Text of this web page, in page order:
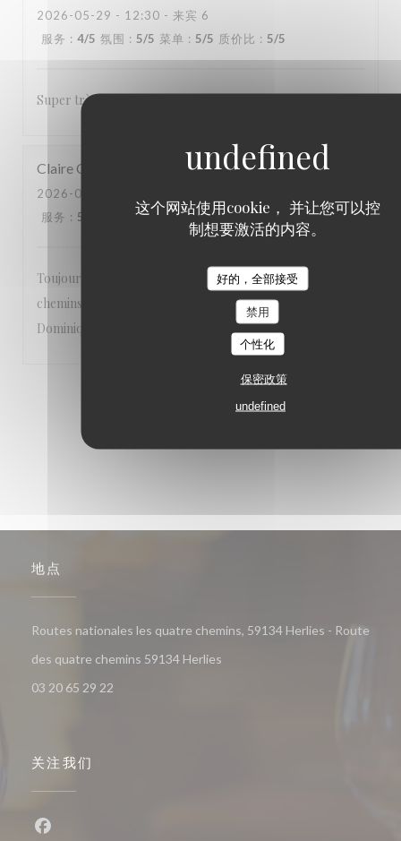
这个网站使用cookie， 并让您可以控
制想要激活的内容。
好的，全部接受
禁用
个性化
保密政策
undefined
2026-05-29 - 12:30 - 来宾 6
服务 : 4/5 氛围 : 5/5 菜单 : 5/5 质价比 : 5/5
Super très sympa bonne cuisine a refaire
Claire C
2026-05-29
服务 : 5 5/5 菜单: 5/5 质价比: 5 /5
Toujours un plaisir d'aller manger à l'estaminet Les quatre
chemins. Les plats sont excellents et mention spécial à
Dominique pour son accueil si chaleureux !
地点
Routes nationales les quatre chemins, 59134 Herlies - Route
des quatre chemins 59134 Herlies
03 20 65 29 22
关注我们